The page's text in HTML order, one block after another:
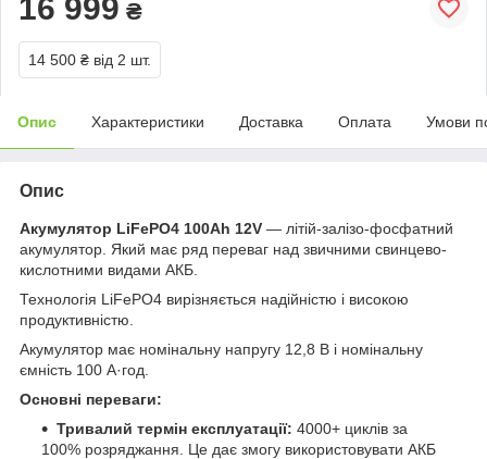
16 999 ₴
14 500 ₴ від 2 шт.
Опис Характеристики Доставка Оплата Умови
Опис
Акумулятор LiFePO4 100Ah 12V — літій-залізо-фосфатний
акумулятор. Який має ряд переваг над звичними свинцево-
кислотними видами АКБ.
Технологія LiFePO4 вирізняється надійністю і високою
продуктивністю.
Акумулятор має номінальну напругу 12,8 В і номінальну
ємність 100 А·год.
Основні переваги:
Тривалий термін експлуатації: 4000+ циклів за
100% розряджання. Це дає змогу використовувати АКБ